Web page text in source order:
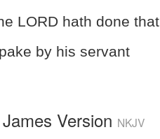
LORD hath done that
by his servant
Version NKJV